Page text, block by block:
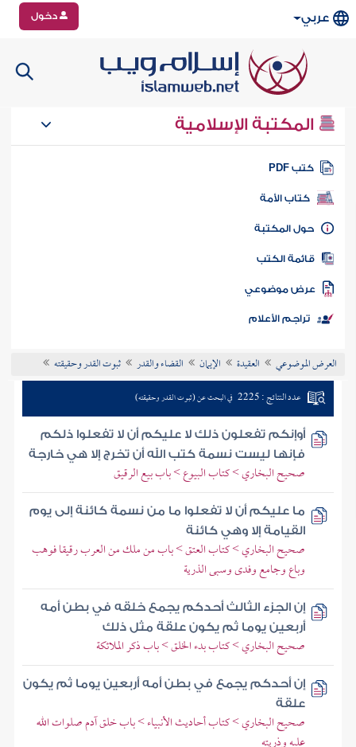
عربي دخول
المكتبة الإسلامية
كتب PDF
كتاب الأمة
المكتبة
الكتب
موضوعي
تراجم الأعلام
العرض الموضوعي العقيدة الإيمان القضاء والقدر ثبوت القدر وحقيقته
عدد النتائج : 2225 في البحث عن (ثبوت القدر وحقيقته)
أوإنكم تفعلون ذلك لا عليكم أن لا تفعلوا ذلكم
فإنها ليست نسمة كتب الله أن تخرج إلا هي خارجة
صحيح البخاري > كتاب البيوع > باب بيع الرقيق
ما عليكم أن لا تفعلوا ما من نسمة كائنة إلى يوم
القيامة إلا وهي كائنة
صحيح البخاري > كتاب العتق > باب من ملك من العرب رقيقا فوهب
وباع وجامع وفدى وسبى الذرية
إن الجزء الثالث أحدكم يجمع خلقه في بطن أمه
أربعين يوما ثم يكون علقة مثل ذلك
صحيح البخاري > كتاب بدء الخلق > باب ذكر الملائكة
إن أحدكم يجمع في بطن أمه أربعين يوما ثم يكون
علقة
صحيح البخاري > كتاب أحاديث الأنبياء > باب خلق آدم صلوات الله